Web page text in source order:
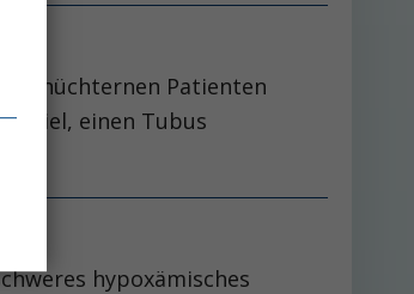
nüchternen Patienten
Ziel, einen Tubus
hypoxämisches